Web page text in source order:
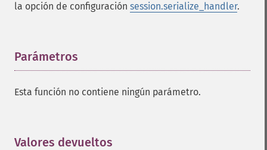
la opción de configuración session.serialize_handler.
Parámetros
Esta función no contiene ningún parámetro.
Valores devueltos